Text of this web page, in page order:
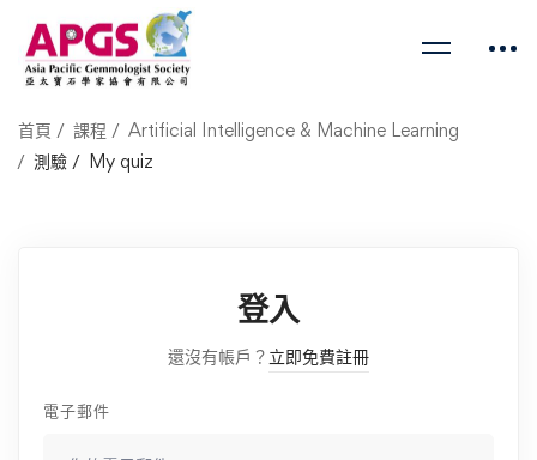
首頁 課程
Artificial Intelligence & Machine Learning
測驗
My quiz
登入
還沒有帳戶？ 立即免費註冊
電子郵件